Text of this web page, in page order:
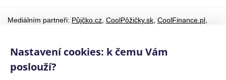
Mediálním partneři: Půjčko.cz, CoolPôžičky.sk, CoolFinance.pl,
©CoolPujcky.cz
- Nemocenské pojištění a OSVČ Jak to funguje
jak se přihlásit a na co mají nárok
Váš nezávislý odborný srovnávač půjček pro rok 2026
Nastavení cookies: k čemu Vám
poslouží?